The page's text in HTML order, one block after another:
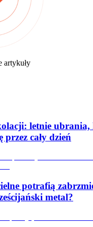
artykuły
letnie ubrania,
przez cały dzień
potrafią
metal?